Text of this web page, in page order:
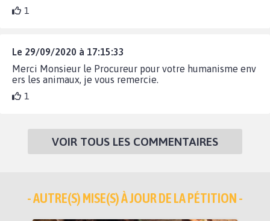
1
Le 29/09/2020 à 17:15:33
Merci Monsieur le Procureur pour votre humanisme env
ers les animaux, je vous remercie.
1
VOIR TOUS LES COMMENTAIRES
- AUTRE(S) MISE(S) À JOUR DE LA PÉTITION -